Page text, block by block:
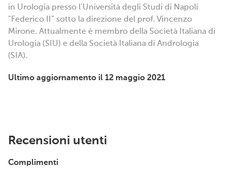
in Urologia presso l'Università degli Studi di Napoli
"Federico II" sotto la direzione del prof. Vincenzo
Mirone. Attualmente è membro della Società Italiana di
Urologia (SIU) e della Società Italiana di Andrologia
(SIA).
Ultimo aggiornamento il 12 maggio 2021
Recensioni utenti
Complimenti